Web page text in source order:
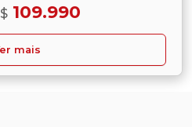
109.990
mais